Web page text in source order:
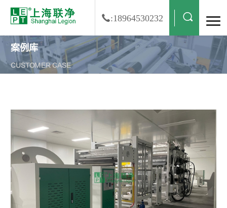
:18964530232
案例库
CUSTOMER CASE